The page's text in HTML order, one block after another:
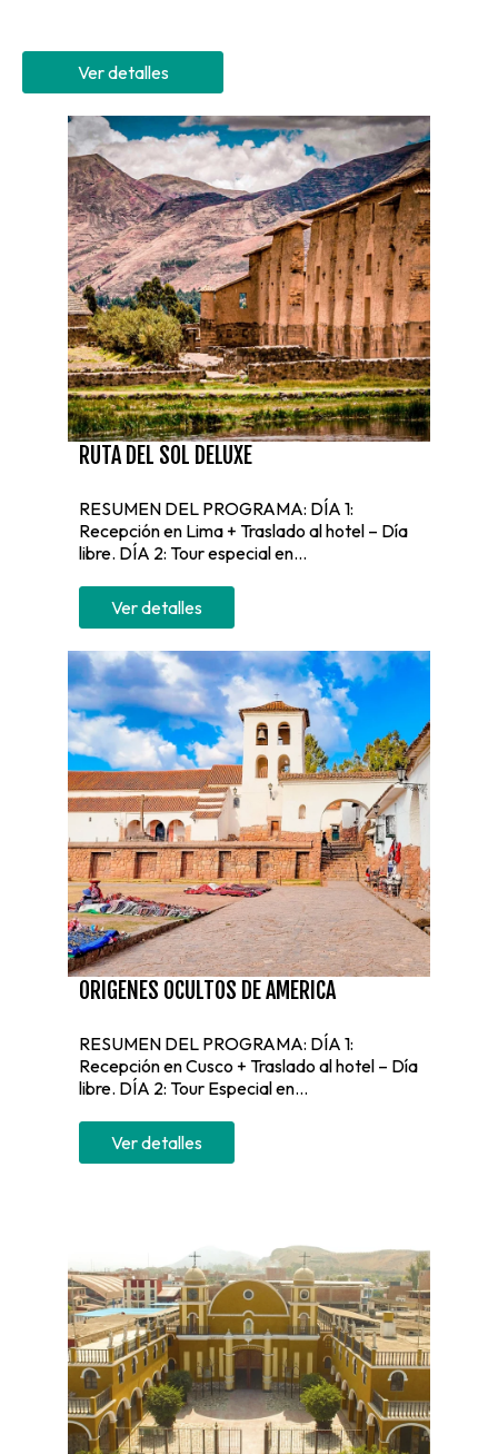
Ver detalles
RUTA DEL SOL DELUXE
RESUMEN DEL PROGRAMA: DÍA 1:
Recepción en Lima + Traslado al hotel – Día
libre. DÍA 2: Tour especial en...
Ver detalles
ORIGENES OCULTOS DE AMERICA
RESUMEN DEL PROGRAMA: DÍA 1:
Recepción en Cusco + Traslado al hotel – Día
libre. DÍA 2: Tour Especial en...
Ver detalles